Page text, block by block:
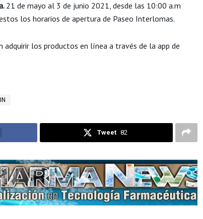
21 de mayo al 3 de junio 2021, desde las 10:00 a.m
los horarios de apertura de Paseo Interlomas.
adquirir los productos en línea a través de la app de
Tweet 82